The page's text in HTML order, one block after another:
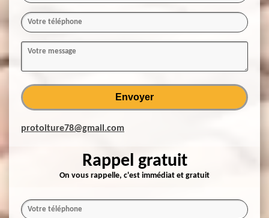
protoiture78@gmail.com
Rappel gratuit
On vous rappelle, c'est immédiat et gratuit